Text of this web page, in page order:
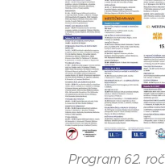
Program 62.